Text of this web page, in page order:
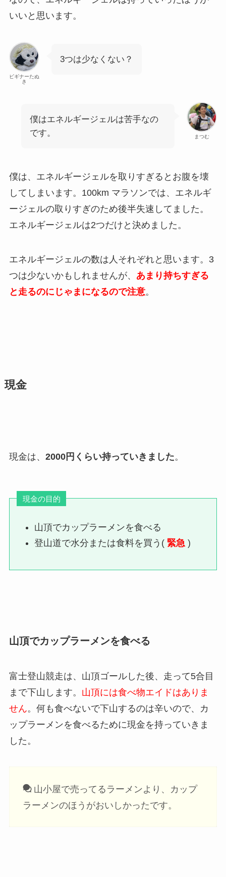
いいと思います。
ビギナーたぬ
き
3つは少なくない？
まつむ
僕はエネルギージェルは苦手なの
です。
僕は、エネルギージェルを取りすぎるとお腹を壊
してしまいます。100km マラソンでは、エネルギ
ージェルの取りすぎのため後半失速してました。
エネルギージェルは2つだけと決めました。
エネルギージェルの数は人それぞれと思います。3
つは少ないかもしれませんが、 あまり持ちすぎる
と走るのにじゃまになるので注意。
現金
現金は、 2000円くらい持っていきました。
現金の目的
山頂でカップラーメンを食べる
登山道で水分または食料を買う( 緊急 )
山頂でカップラーメンを食べる
富士登山競走は、山頂ゴールした後、走って5合目
まで下山します。 山頂には食べ物エイドはありま
せん。何も食べないで下山するのは辛いので、カ
ップラーメンを食べるために現金を持っていきま
した。
山小屋で売ってるラーメンより、カップ
ラーメンのほうがおいしかったです。